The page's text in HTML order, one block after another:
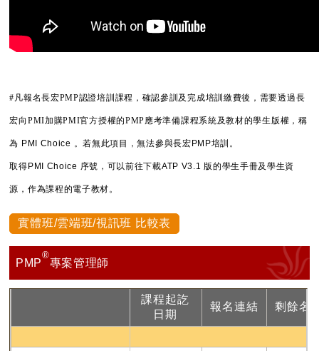
#凡報名長宏PMP認證培訓課程，確認參訓及完成培訓繳費後，需要透過長
宏向PMI加購PMI官方授權的PMP應考準備課程系統及教材的學生版權，稱
為 PMI Choice 。若無此項目，無法參與長宏PMP培訓。
取得PMI Choice 序號，可以前往下載ATP V3.1 版的學生手冊及學生資
源，作為課程的電子教材。
實體班/雲端班/視訊班 比較表
PMP
®
專案管理師
課程起訖
日期
報名連結 剩餘名
課程